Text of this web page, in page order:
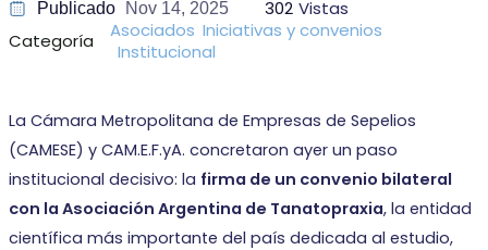
Publicado Nov 14, 2025 302 Vistas
Categoría
Asociados Iniciativas y convenios
Institucional
La Cámara Metropolitana de Empresas de Sepelios
(CAMESE) y CAM.E.F.yA. concretaron ayer un paso
institucional decisivo: la firma de un convenio bilateral
con la Asociación Argentina de Tanatopraxia, la entidad
científica más importante del país dedicada al estudio,